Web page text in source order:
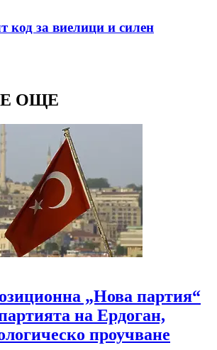
код за виелици и силен
ОЩЕ
„Нова партия“
на Ердоган,
проучване